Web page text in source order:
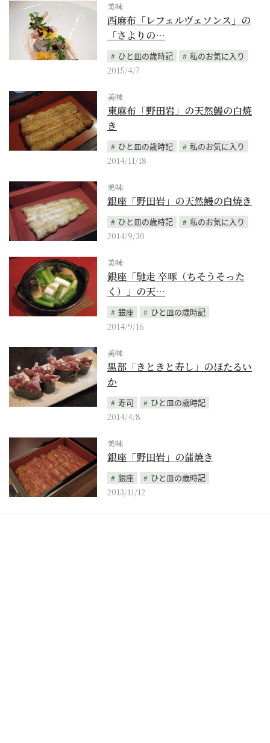
美味
西麻布「レフェルヴェソンス」の
「さよりの…
ひと皿の歳時記
私のお気に入り
2015/4/7
美味
東麻布「野田岩」の天然鰻の白焼
き
ひと皿の歳時記
私のお気に入り
2014/11/18
美味
銀座「野田岩」の天然鰻の白焼き
ひと皿の歳時記
私のお気に入り
2014/9/30
美味
銀座「馳走 卒啄（ちそうそった
く）」の天…
銀座
ひと皿の歳時記
2014/9/16
美味
黒部「きときと寿し」のほたるい
か
寿司
ひと皿の歳時記
2014/4/8
美味
銀座「野田岩」の蒲焼き
銀座
ひと皿の歳時記
2013/11/12